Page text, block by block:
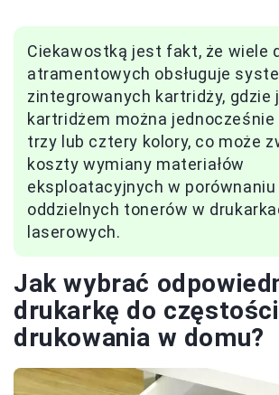
Ciekawostką jest fakt, że wiele
atramentowych obsługuje
zintegrowanych kartridży, gdzie
kartridżem można
trzy lub cztery kolory, co może
koszty wymiany materiałów
eksploatacyjnych w porównaniu
oddzielnych tonerów w
laserowych.
Jak wybrać
drukarkę do częstości
drukowania w domu?